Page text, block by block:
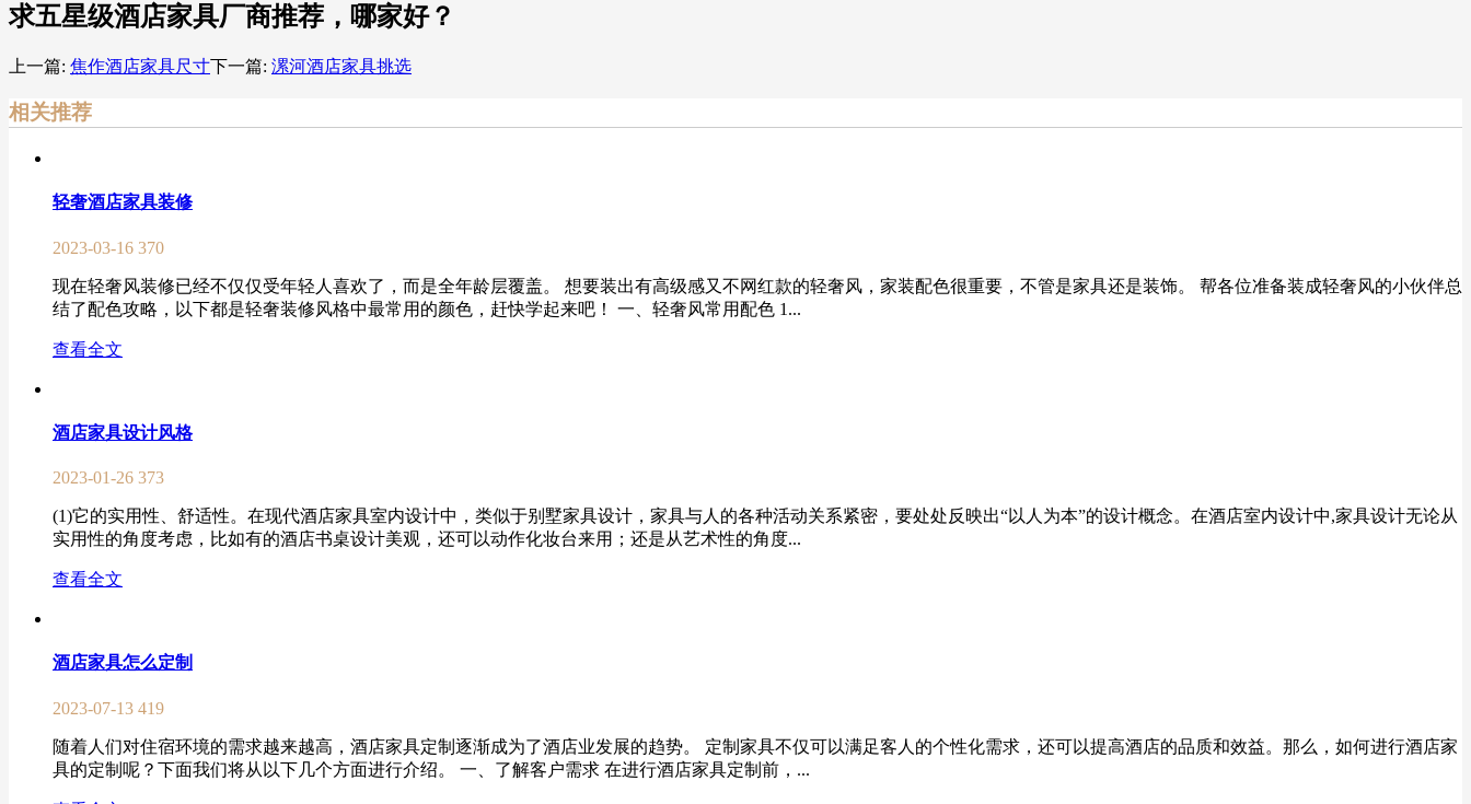
求五星级酒店家具厂商推荐，哪家好？
上一篇: 焦作酒店家具尺寸下一篇: 漯河酒店家具挑选
相关推荐
轻奢酒店家具装修
2023-03-16 370
现在轻奢风装修已经不仅仅受年轻人喜欢了，而是全年龄层覆盖。 想要装出有高级感又不网红款的轻奢风，家装配色很重要，不管是家具还是装饰。 帮各位准备装成轻奢风的小伙伴总
结了配色攻略，以下都是轻奢装修风格中最常用的颜色，赶快学起来吧！ 一、轻奢风常用配色 1...
查看全文
酒店家具设计风格
2023-01-26 373
(1)它的实用性、舒适性。在现代酒店家具室内设计中，类似于别墅家具设计，家具与人的各种活动关系紧密，要处处反映出“以人为本”的设计概念。在酒店室内设计中,家具设计无论从
实用性的角度考虑，比如有的酒店书桌设计美观，还可以动作化妆台来用；还是从艺术性的角度...
查看全文
酒店家具怎么定制
2023-07-13 419
随着人们对住宿环境的需求越来越高，酒店家具定制逐渐成为了酒店业发展的趋势。 定制家具不仅可以满足客人的个性化需求，还可以提高酒店的品质和效益。那么，如何进行酒店家
具的定制呢？下面我们将从以下几个方面进行介绍。 一、了解客户需求 在进行酒店家具定制前，...